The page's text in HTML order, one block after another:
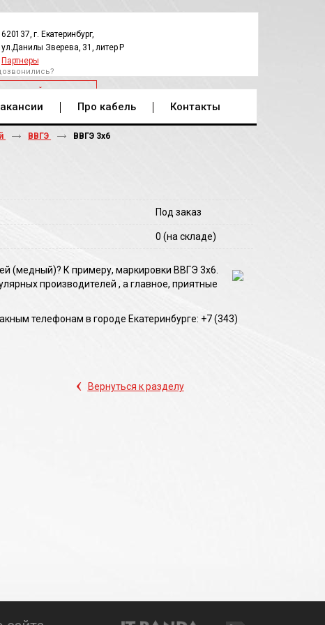
620137, г. Екатеринбург,
ул.Данилы Зверева, 31, литер Р
Партнеры
ОБРАТНЫЙ ЗВОНОК
Про кабель Контакты
ВВГЭ ВВГЭ 3х6
Под заказ
0 (на складе)
(медный)? К примеру, маркировки ВВГЭ 3х6.
производителей , а главное, приятные
телефонам в городе Екатеринбурге: +7 (343)
‹ Вернуться к разделу